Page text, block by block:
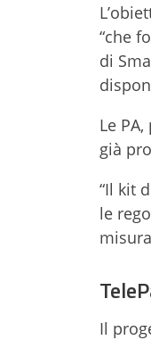
“che
di
Le
già
“Il kit
le
Il